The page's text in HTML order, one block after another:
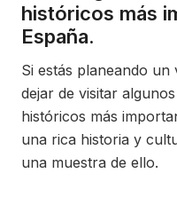
históricos más
España.
Si estás planeando un
dejar de visitar
históricos más
una rica historia y
una muestra de ello.